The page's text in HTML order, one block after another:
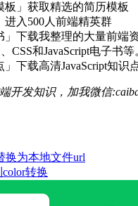
板」获取精选的简历模板
进入500人前端精英群
」下载我整理的大量前端
CSS和JavaScript电子书等
」下载高清JavaScript知识
开发知识，加我微信
换为本地文件url
转换